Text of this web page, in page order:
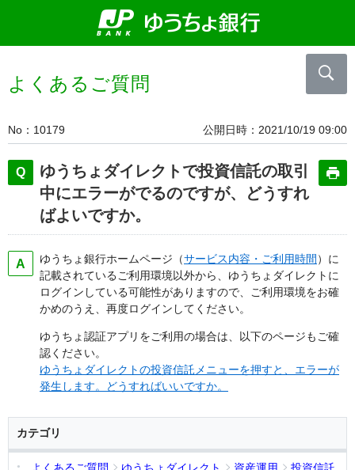
よくあるご質問
No 10179 公開日時 2021/10/19 09:00
ゆうちょダイレクトで投資信託の取引
中にエラーがでるのですが、どうすれ
ばよいですか。
ゆうちょ銀行ホームページ（サービス内容・ご利用時間 ）に
記載されているご利用環境以外から、ゆうちょダイレクトに
ログインしている可能性がありますので、ご利用環境をお確
かめのうえ、再度ログインしてください。
ゆうちょ認証アプリをご利用の場合は、以下のページもご確
認ください。
ゆうちょダイレクトの投資信託メニューを押すと、エラーが
発生します。どうすればいいですか。
カテゴリ